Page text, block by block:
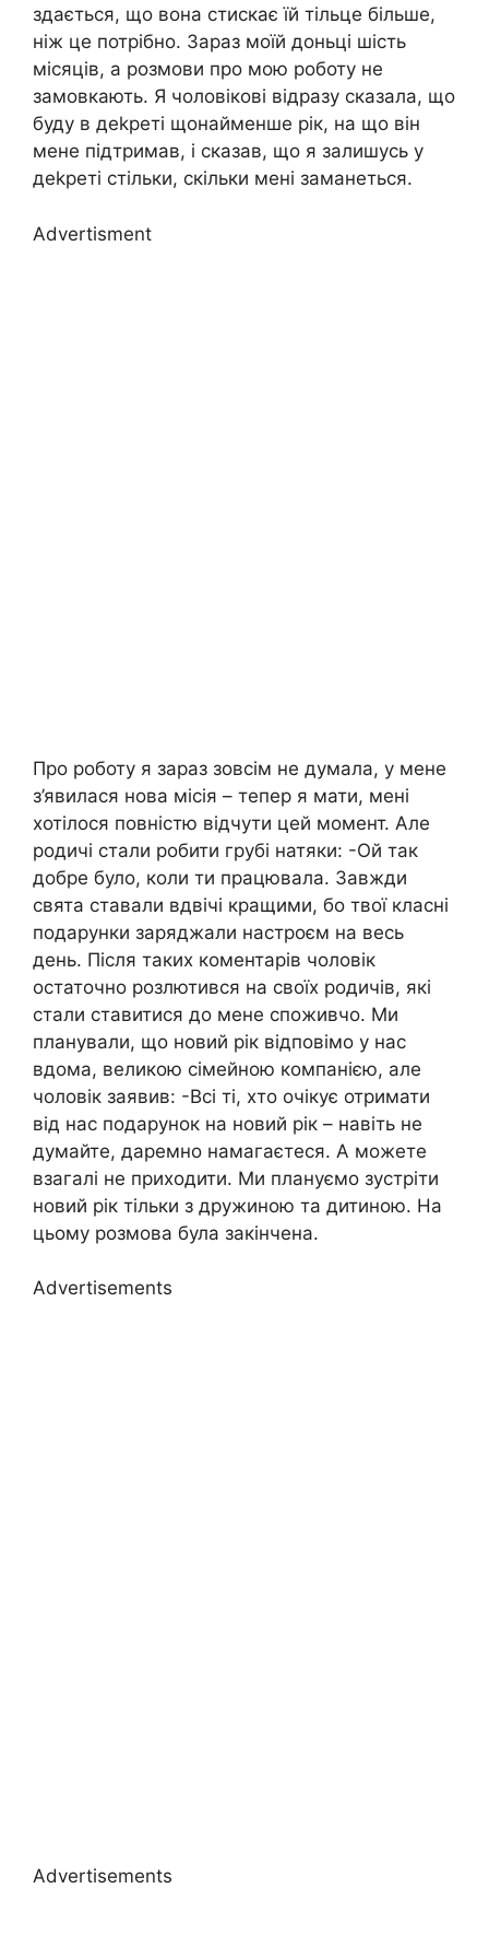
здається, що вона стискає їй тільце більше,
ніж це потрібно. Зараз моїй доньці шість
місяців, а розмови про мою роботу не
замовкають. Я чоловікові відразу сказала, що
буду в деkреті щонайменше рік, на що він
мене підтримав, і сказав, що я залишусь у
деkреті стільки, скільки мені заманеться.
Advertisment
Про роботу я зараз зовсім не думала, у мене
з’явилася нова місія – тепер я мати, мені
хотілося повністю відчути цей момент. Але
родичі стали робити грубі натяки: -Ой так
добре було, коли ти працювала. Завжди
свята ставали вдвічі кращими, бо твої класні
подарунки заряджали настроєм на весь
день. Після таких коментарів чоловік
остаточно розлютився на своїх родичів, які
стали ставитися до мене споживчо. Ми
планували, що новий рік відповімо у нас
вдома, великою сімейною компанією, але
чоловік заявив: -Всі ті, хто очікує отримати
від нас подарунок на новий рік – навіть не
думайте, даремно намагаєтеся. А можете
взагалі не приходити. Ми плануємо зустріти
новий рік тільки з дружиною та дитиною. На
цьому розмова була закінчена.
Advertisements
Advertisements